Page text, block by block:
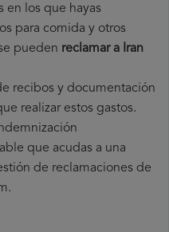
en los que hayas
para comida y otros
pueden reclamar a Iran
recibos y documentación
realizar estos gastos.
que acudas a una
de reclamaciones de